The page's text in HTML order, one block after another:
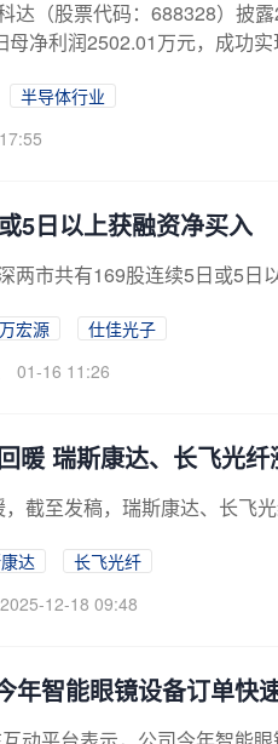
达（股票代码：688328）披
母净利润2502.01万元，成功
半导体行业
5日以上获融资净买入
两市共有169股连续5日或5日
宏源
仕佳光子
01-16 11:26
暖 瑞斯康达、长飞光纤
截至发稿，瑞斯康达、长飞
达
长飞光纤
2025-12-18 09:48
年智能眼镜设备订单快